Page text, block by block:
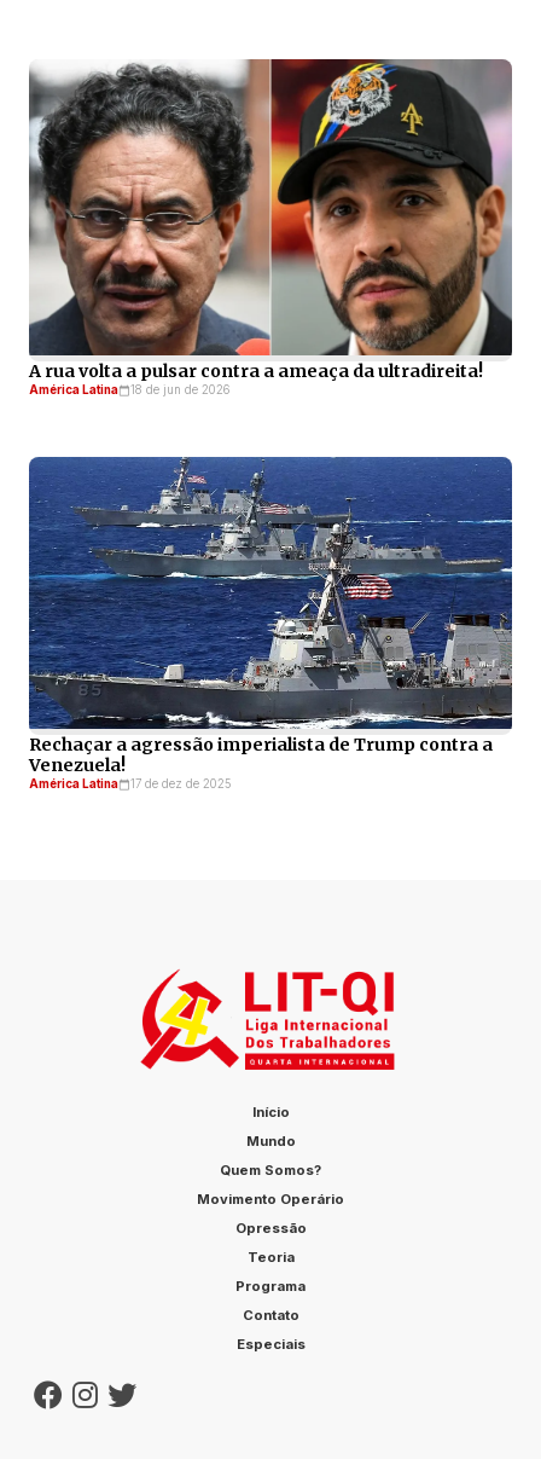
A rua volta a pulsar contra a ameaça da ultradireita!
América Latina 18 de jun de 2026
Rechaçar a agressão imperialista de Trump contra a
Venezuela!
América Latina 17 de dez de 2025
Início
Mundo
Quem Somos?
Movimento Operário
Opressão
Teoria
Programa
Contato
Especiais